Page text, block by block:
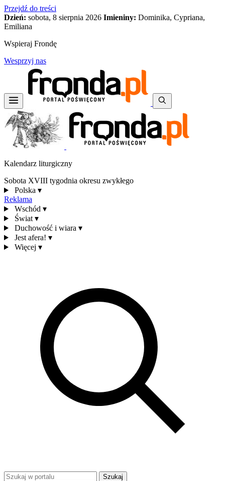
Przejdź do treści
Dzień: sobota, 8 sierpnia 2026 Imieniny: Dominika, Cypriana,
Emiliana
Wspieraj Frondę
Wesprzyj nas
Kalendarz liturgiczny
Sobota XVIII tygodnia okresu zwykłego
Polska ▾
Reklama
Wschód ▾
Świat ▾
Duchowość i wiara ▾
Jest afera! ▾
Więcej ▾
Szukaj